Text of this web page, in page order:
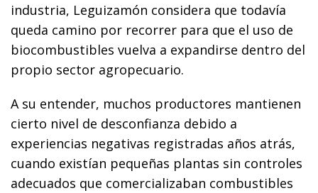
industria, Leguizamón considera que todavía
queda camino por recorrer para que el uso de
biocombustibles vuelva a expandirse dentro del
propio sector agropecuario.
A su entender, muchos productores mantienen
cierto nivel de desconfianza debido a
experiencias negativas registradas años atrás,
cuando existían pequeñas plantas sin controles
adecuados que comercializaban combustibles